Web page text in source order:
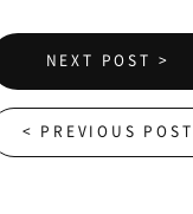
NEXT POST >
< PREVIOUS POST